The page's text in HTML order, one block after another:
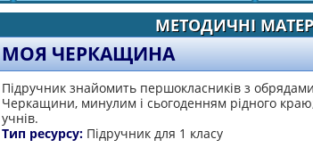
МЕТОДИЧНІ
МОЯ ЧЕРКАЩИНА
Підручник знайомить першокласників з
Черкащини, минулим і сьогоденням рідного
учнів.
Тип ресурсу: Підручник для 1 класу